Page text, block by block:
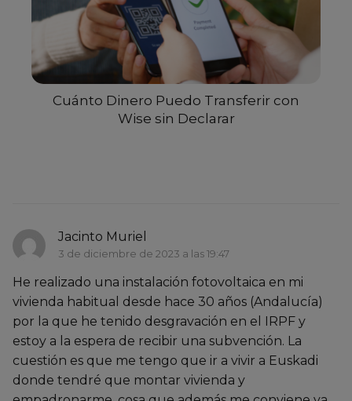
Cuánto Dinero Puedo Transferir con
Wise sin Declarar
Jacinto Muriel
3 de diciembre de 2023 a las 19:47
He realizado una instalación fotovoltaica en mi
vivienda habitual desde hace 30 años (Andalucía)
por la que he tenido desgravación en el IRPF y
estoy a la espera de recibir una subvención. La
cuestión es que me tengo que ir a vivir a Euskadi
donde tendré que montar vivienda y